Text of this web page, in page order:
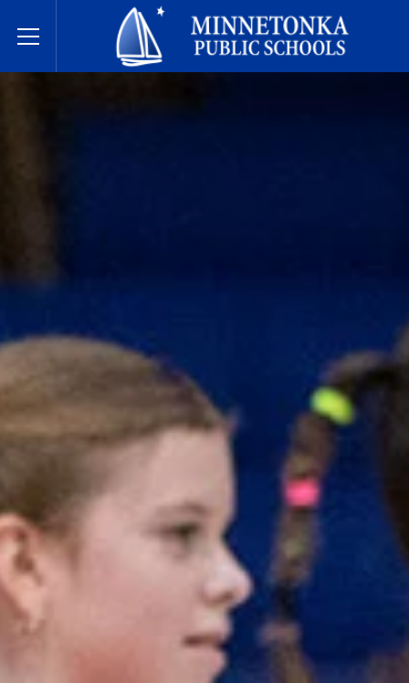
Toggle Menu
Écoles publiques de Minnetonka